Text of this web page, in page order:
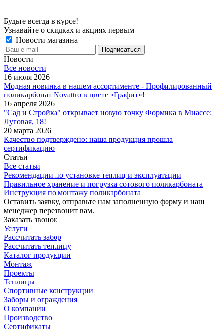
Будьте всегда в курсе!
Узнавайте о скидках и акциях первым
Новости магазина
Новости
Все новости
16 июля 2026
Модная новинка в нашем ассортименте - Профилированный
поликарбонат Novattro в цвете «Графит»!
16 апреля 2026
"Сад и Стройка" открывает новую точку Формика в Миассе:
Луговая, 18!
20 марта 2026
Качество подтверждено: наша продукция прошла
сертификацию
Статьи
Все статьи
Рекомендации по установке теплиц и эксплуатации
Правильное хранение и погрузка сотового поликарбоната
Инструкция по монтажу поликарбоната
Оставить заявку, отправьте нам заполненную форму и наш
менеджер перезвонит вам.
Заказать звонок
Услуги
Рассчитать забор
Рассчитать теплицу
Каталог продукции
Монтаж
Проекты
Теплицы
Спортивные конструкции
Заборы и ограждения
О компании
Производство
Сертификаты